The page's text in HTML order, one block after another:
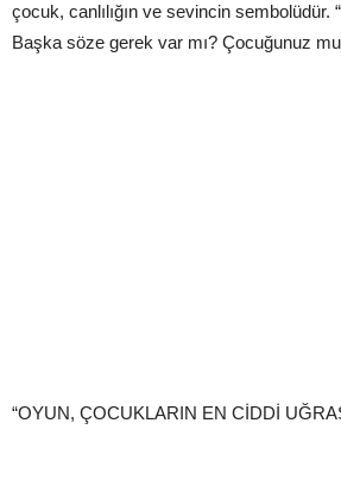
çocuk, canlılığın ve sevincin sembolüdür.
Başka söze gerek var mı? Çocuğunuz
“OYUN, ÇOCUKLARIN EN CİDDİ